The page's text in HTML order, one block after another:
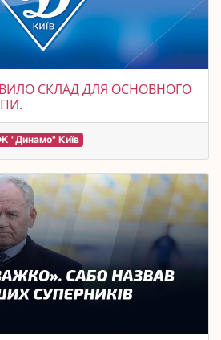
СКЛАД ДЛЯ ОСНОВНОГО
"Динамо" Київ